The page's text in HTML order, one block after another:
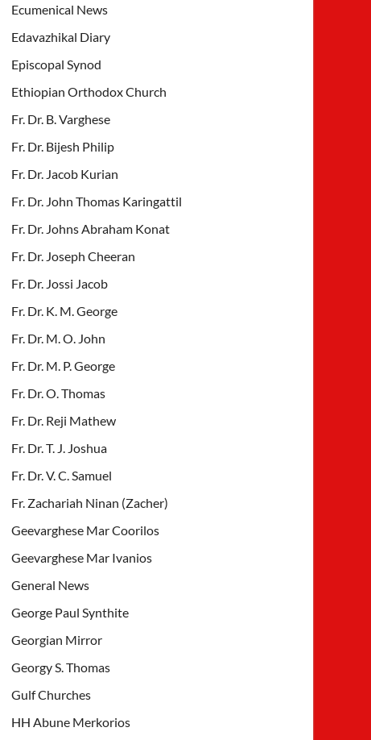
Ecumenical News
Edavazhikal Diary
Episcopal Synod
Ethiopian Orthodox Church
Fr. Dr. B. Varghese
Fr. Dr. Bijesh Philip
Fr. Dr. Jacob Kurian
Fr. Dr. John Thomas Karingattil
Fr. Dr. Johns Abraham Konat
Fr. Dr. Joseph Cheeran
Fr. Dr. Jossi Jacob
Fr. Dr. K. M. George
Fr. Dr. M. O. John
Fr. Dr. M. P. George
Fr. Dr. O. Thomas
Fr. Dr. Reji Mathew
Fr. Dr. T. J. Joshua
Fr. Dr. V. C. Samuel
Fr. Zachariah Ninan (Zacher)
Geevarghese Mar Coorilos
Geevarghese Mar Ivanios
General News
George Paul Synthite
Georgian Mirror
Georgy S. Thomas
Gulf Churches
HH Abune Merkorios